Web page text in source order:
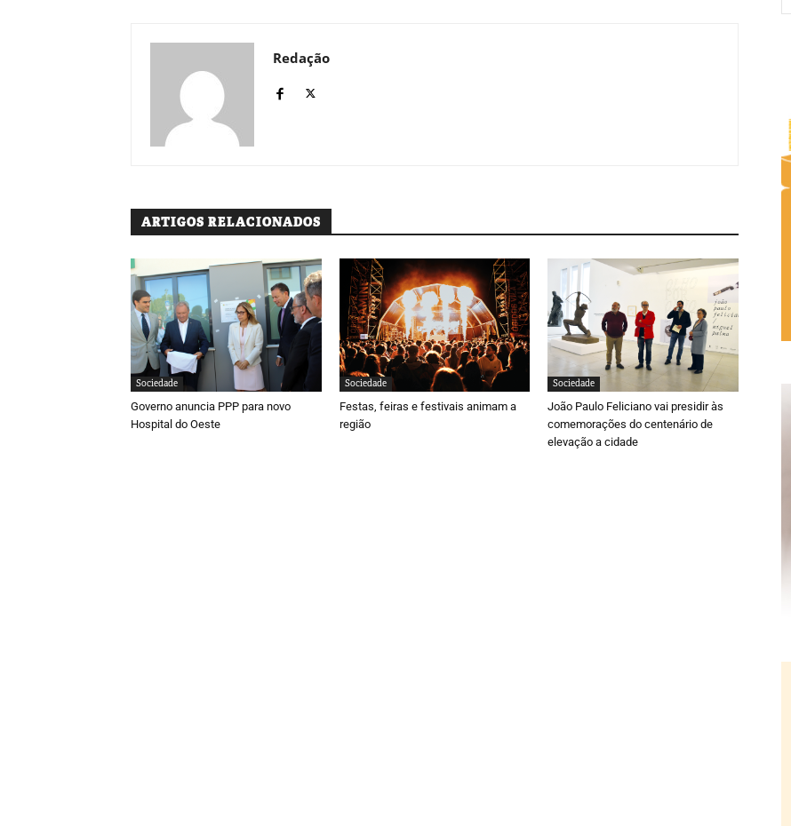
Redação
ARTIGOS RELACIONADOS
Sociedade
Governo anuncia PPP para novo
Hospital do Oeste
Sociedade
Festas, feiras e festivais animam a
região
Sociedade
João Paulo Feliciano vai presidir às
comemorações do centenário de
elevação a cidade